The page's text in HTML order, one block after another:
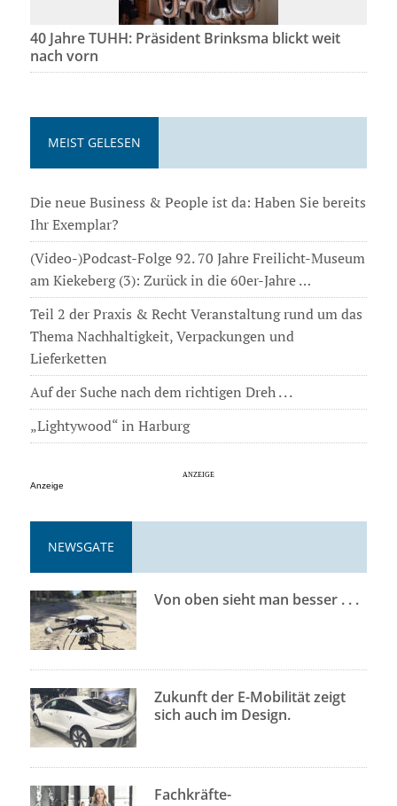
40 Jahre TUHH: Präsident Brinksma blickt weit
nach vorn
MEIST GELESEN
Die neue Business & People ist da: Haben Sie bereits
Ihr Exemplar?
(Video-)Podcast-Folge 92. 70 Jahre Freilicht-Museum
am Kiekeberg (3): Zurück in die 60er-Jahre …
Teil 2 der Praxis & Recht Veranstaltung rund um das
Thema Nachhaltigkeit, Verpackungen und
Lieferketten
Auf der Suche nach dem richtigen Dreh . . .
„Lightywood“ in Harburg
Anzeige
NEWSGATE
Von oben sieht man besser . . .
Zukunft der E-Mobilität zeigt
sich auch im Design.
Fachkräfte-